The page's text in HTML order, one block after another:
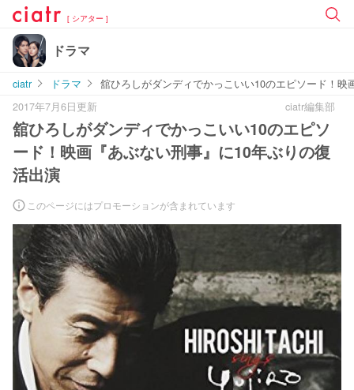
[ シアター ]
ドラマ
ciatr ドラマ
舘ひろしがダンディでかっこいい10のエピソード！
2017年7月6日更新
ciatr編集部
舘ひろしがダンディでかっこいい10のエピソ
ード！映画『あぶない刑事』に10年ぶりの復
活出演
このページにはプロモーションが含まれています